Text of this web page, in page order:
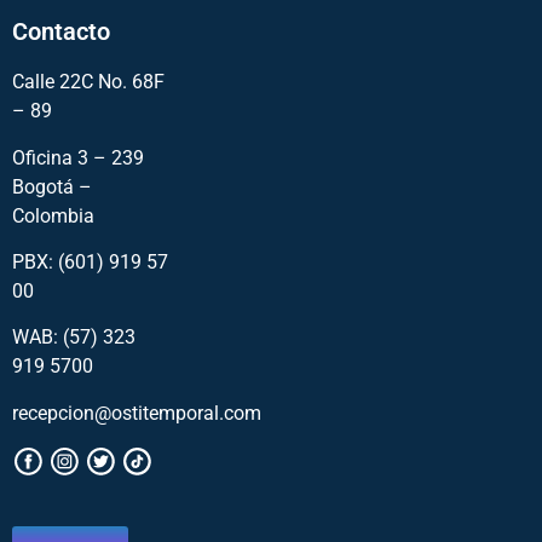
Contacto
Calle 22C No. 68F
– 89
Oficina 3 – 239
Bogotá –
Colombia
PBX: (601) 919 57
00
WAB: (57) 323
919 5700
recepcion@ostitemporal.com